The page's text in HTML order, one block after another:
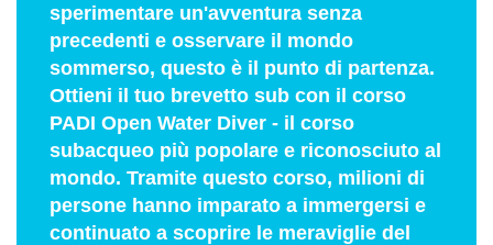
sperimentare un'avventura senza
precedenti e osservare il mondo
sommerso, questo è il punto di partenza.
Ottieni il tuo brevetto sub con il corso
PADI Open Water Diver - il corso
subacqueo più popolare e riconosciuto al
mondo. Tramite questo corso, milioni di
persone hanno imparato a immergersi e
continuato a scoprire le meraviglie del